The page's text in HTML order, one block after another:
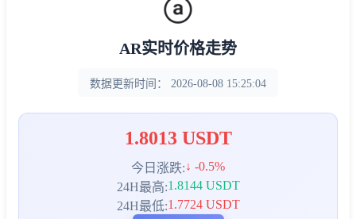
AR实时价格走势
数据更新时间： 2026-08-08 15:25:04
1.8013 USDT
今日涨跌:↓ -0.5%
24H最高:1.8144 USDT
24H最低:1.7724 USDT